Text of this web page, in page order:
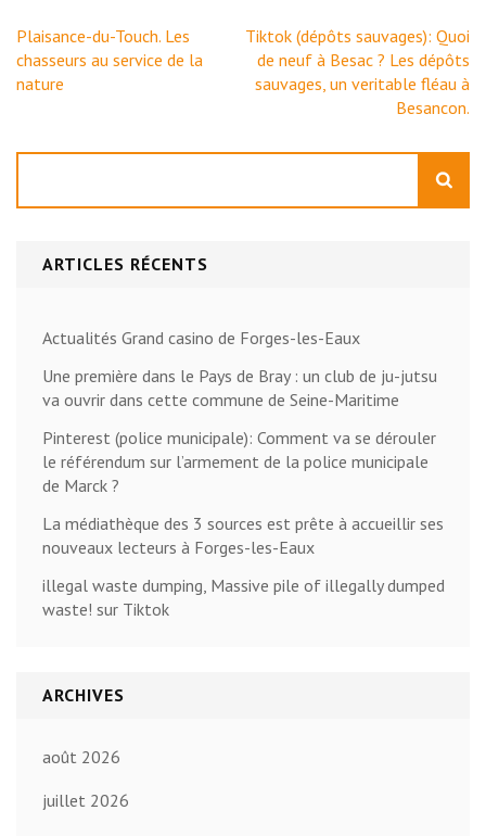
Navigation
de
l’article
Plaisance-du-Touch. Les
chasseurs au service de la
nature
Tiktok (dépôts sauvages): Quoi
de neuf à Besac ? Les dépôts
sauvages, un veritable fléau à
Besancon.
ARTICLES RÉCENTS
Actualités Grand casino de Forges-les-Eaux
Une première dans le Pays de Bray : un club de ju-jutsu
va ouvrir dans cette commune de Seine-Maritime
Pinterest (police municipale): Comment va se dérouler
le référendum sur l’armement de la police municipale
de Marck ?
La médiathèque des 3 sources est prête à accueillir ses
nouveaux lecteurs à Forges-les-Eaux
illegal waste dumping, Massive pile of illegally dumped
waste! sur Tiktok
ARCHIVES
août 2026
juillet 2026